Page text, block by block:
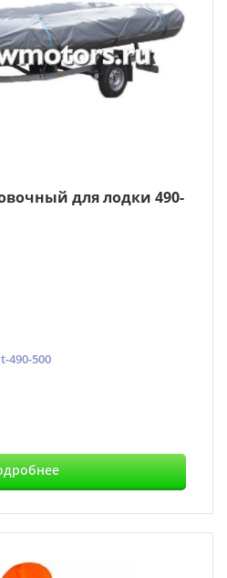
для лодки 490-
490-500